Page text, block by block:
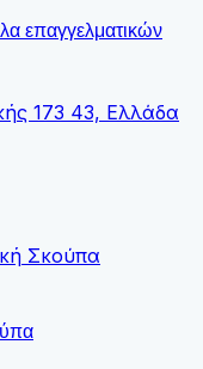
επαγγελματικών
173 43, Ελλάδα